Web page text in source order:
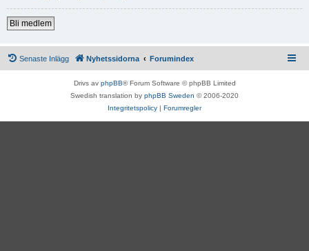
Bli medlem
Senaste Inlägg Nyhetssidorna Forumindex
Drivs av phpBB® Forum Software © phpBB Limited
Swedish translation by phpBB Sweden © 2006-2020
Integritetspolicy | Forumregler